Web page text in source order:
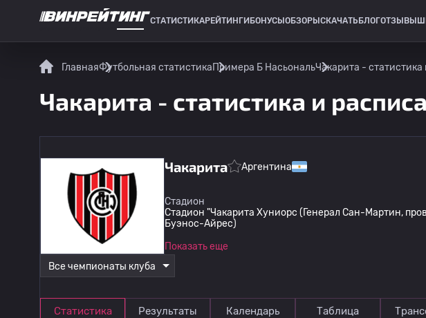
СТАТИСТИКАРЕЙТИНГИ БОНУСЫ ОБЗОРЫ СКАЧАТЬ БЛОГОТЗЫВЫ
ГлавнаяФутбольная статистикаПримера Б НасьональЧакарита -
Чакарита - статистика и
Чакарита Аргентина
Стадион
Стадион "Чакарита Хуниорс (Генерал Сан-Мартин,
Буэнос-Айрес)
Показать еще
Все чемпионаты клуба
Статистика Результаты Календарь Таблица